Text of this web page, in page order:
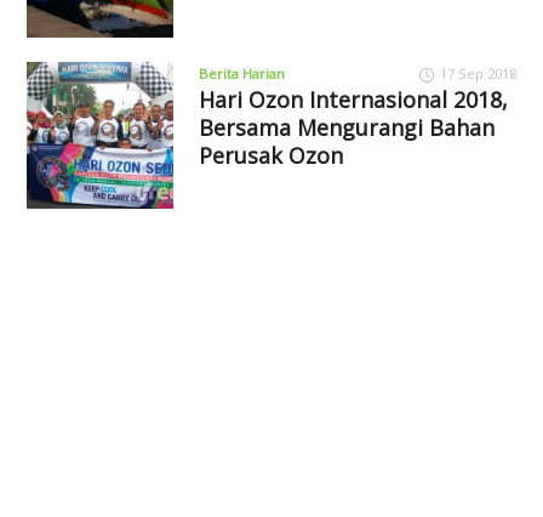
Berita Harian 17 Sep 2018
Hari Ozon Internasional 2018,
Bersama Mengurangi Bahan
Perusak Ozon